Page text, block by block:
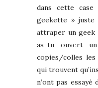
dans cette
geekette »
attraper un geek
as-tu ouvert
copies/colles les
qui trouvent
n’ont pas